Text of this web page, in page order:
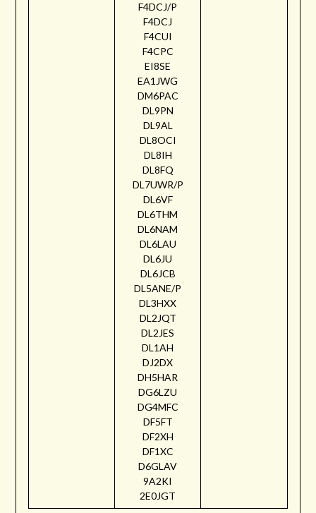
F4DCJ/P
F4DCJ
F4CUI
F4CPC
EI8SE
EA1JWG
DM6PAC
DL9PN
DL9AL
DL8OCI
DL8IH
DL8FQ
DL7UWR/P
DL6VF
DL6THM
DL6NAM
DL6LAU
DL6JU
DL6JCB
DL5ANE/P
DL3HXX
DL2JQT
DL2JES
DL1AH
DJ2DX
DH5HAR
DG6LZU
DG4MFC
DF5FT
DF2XH
DF1XC
D6GLAV
9A2KI
2E0JGT